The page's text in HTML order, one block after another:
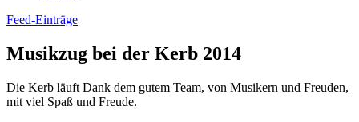
Feed-Einträge
Musikzug bei der Kerb 2014
Die Kerb läuft Dank dem gutem Team, von Musikern und Freuden,
mit viel Spaß und Freude.